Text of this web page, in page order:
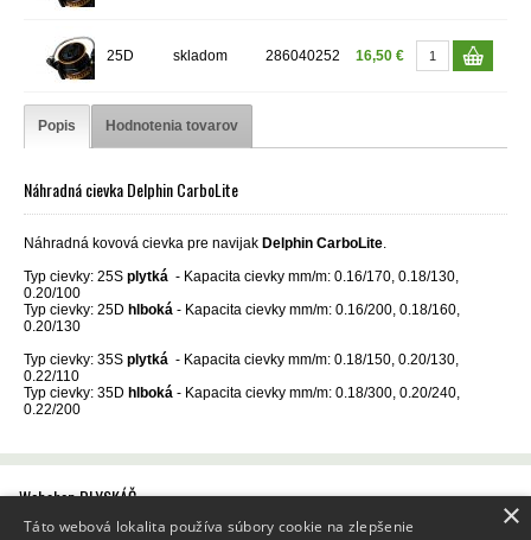
25D skladom 286040252 16,50 €
Popis Hodnotenia tovarov
Náhradná cievka Delphin CarboLite
Náhradná kovová cievka pre navijak Delphin CarboLite.
Typ cievky: 25S plytká - Kapacita cievky mm/m: 0.16/170, 0.18/130,
0.20/100
Typ cievky: 25D hlboká - Kapacita cievky mm/m: 0.16/200, 0.18/160,
0.20/130
Typ cievky: 35S plytká - Kapacita cievky mm/m: 0.18/150, 0.20/130,
0.22/110
Typ cievky: 35D hlboká - Kapacita cievky mm/m: 0.18/300, 0.20/240,
0.22/200
Webshop BLYSKÁČ
Všeobecné obchodné podmienky
Reklamačný poriadok
×
Táto webová lokalita používa súbory cookie na zlepšenie